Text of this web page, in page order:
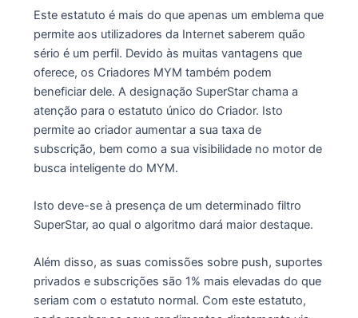
Este estatuto é mais do que apenas um emblema que
permite aos utilizadores da Internet saberem quão
sério é um perfil. Devido às muitas vantagens que
oferece, os Criadores MYM também podem
beneficiar dele. A designação SuperStar chama a
atenção para o estatuto único do Criador. Isto
permite ao criador aumentar a sua taxa de
subscrição, bem como a sua visibilidade no motor de
busca inteligente do MYM.
Isto deve-se à presença de um determinado filtro
SuperStar, ao qual o algoritmo dará maior destaque.
Além disso, as suas comissões sobre push, suportes
privados e subscrições são 1% mais elevadas do que
seriam com o estatuto normal. Com este estatuto,